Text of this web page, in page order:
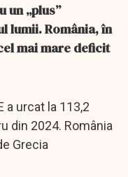
un „plus”
lumii. România, în
mai mare deficit
a urcat la 113,2
din 2024. România
Grecia